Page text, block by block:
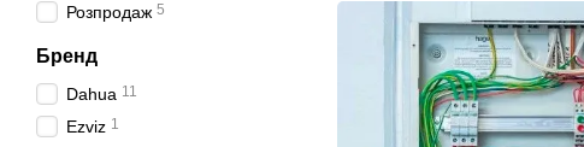
Розпродаж 5
Бренд
Dahua 11
Ezviz 1